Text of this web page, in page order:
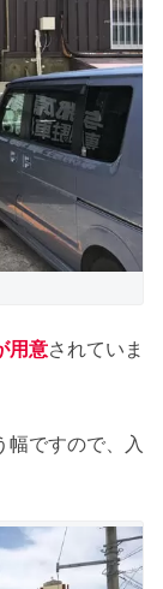
用意されていま
幅ですので、入